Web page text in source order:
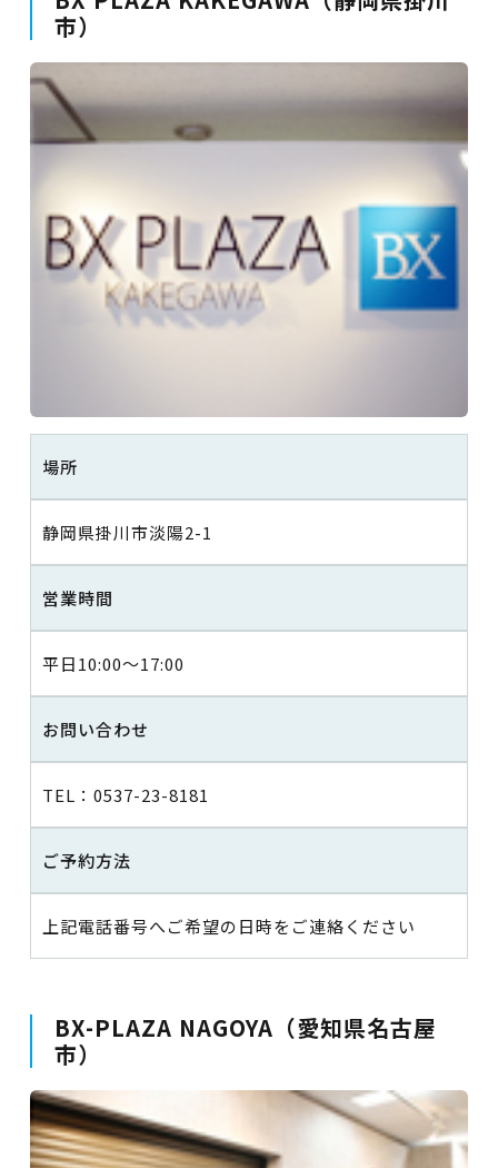
市）
場所
静岡県掛川市淡陽2-1
営業時間
平日10:00～17:00
お問い合わせ
TEL：0537-23-8181
ご予約方法
上記電話番号へご希望の日時をご連絡ください
BX-PLAZA NAGOYA（愛知県名古屋
市）